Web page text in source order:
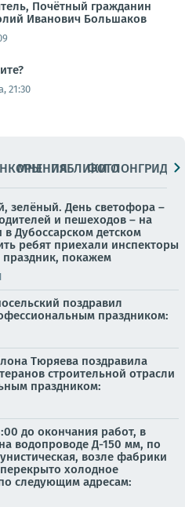
Почётный гражданин
Иванович Большаков
21:30
МНЕНИЯПАБЛИКИ
ФОТОЛОНГРИДЫ
зелёный. День светофора –
и пешеходов – на
в Дубоссарском детском
ребят приехали инспекторы
покажем
поздравил
праздником:
Тюряева поздравила
строительной отрасли
праздником:
до окончания работ, в
водопроводе Д-150 мм, по
возле фабрики
холодное
следующим адресам: